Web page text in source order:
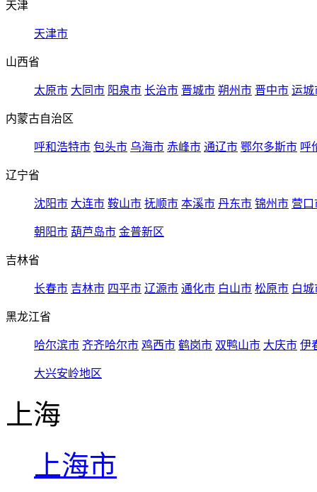
天津
天津市
山西省
太原市 大同市 阳泉市 长治市 晋城市 朔州市 晋中市 运城
内蒙古自治区
呼和浩特市 包头市 乌海市 赤峰市 通辽市 鄂尔多斯市 呼
辽宁省
沈阳市 大连市 鞍山市 抚顺市 本溪市 丹东市 锦州市 营口
朝阳市 葫芦岛市 金普新区
吉林省
长春市 吉林市 四平市 辽源市 通化市 白山市 松原市 白城
黑龙江省
哈尔滨市 齐齐哈尔市 鸡西市 鹤岗市 双鸭山市 大庆市 伊
大兴安岭地区
上海
上海市